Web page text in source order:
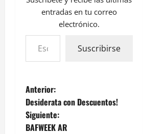
entradas en tu correo
electrónico.
Suscribirse
Anterior:
Desiderata con Descuentos!
Siguiente:
BAFWEEK AR